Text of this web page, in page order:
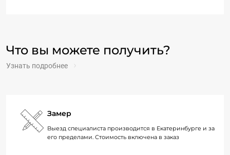
Что вы можете получить?
Узнать подробнее
Замер
Выезд специалиста производится в Екатеринбурге и за
его пределами. Стоимость включена в заказ